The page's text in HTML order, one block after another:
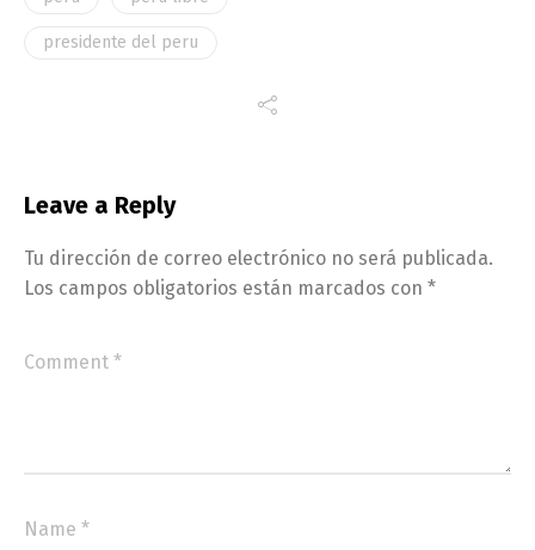
presidente del peru
Leave a Reply
Tu dirección de correo electrónico no será publicada.
Los campos obligatorios están marcados con *